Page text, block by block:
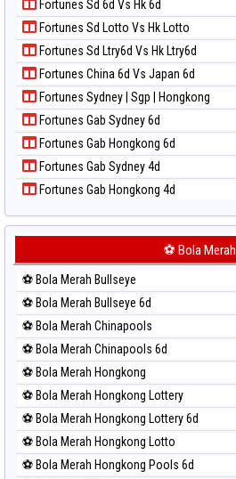
Paito Harian Magnum Cambodia
Paito Harian Nagoya
Paito Harian New York Midday
Paito Harian North Carolina Day
Paito Harian Pcso
Paito Harian Pennsylvania Day
Paito Harian Sao Paulo
Paito Harian Singapore
Paito Harian Sydney
Paito Harian Sydney Lottery
Paito Harian Sydney Lottery 6d
Paito Harian Sydney Lotto
Paito Harian Sydney Pools 6d
Paito Harian Taipei
Paito Harian Taiwan
Fortunes Sd 6d Vs Hk 6d
Fortunes Sd Lotto Vs Hk Lotto
Fortunes Sd Ltry6d Vs Hk Ltry6d
Fortunes China 6d Vs Japan 6d
Fortunes Sydney | Sgp | Hongkong
Fortunes Gab Sydney 6d
Fortunes Gab Hongkong 6d
Fortunes Gab Sydney 4d
Fortunes Gab Hongkong 4d
⚽ Bola Merah
⚽ Bola Merah Bullseye
⚽ Bola Merah Bullseye 6d
⚽ Bola Merah Chinapools
⚽ Bola Merah Chinapools 6d
⚽ Bola Merah Hongkong
⚽ Bola Merah Hongkong Lottery
⚽ Bola Merah Hongkong Lottery 6d
⚽ Bola Merah Hongkong Lotto
⚽ Bola Merah Hongkong Pools 6d